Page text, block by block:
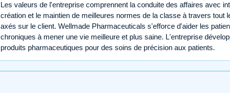
Les valeurs de l'entreprise comprennent la conduite des affaires avec
création et le maintien de meilleures normes de la classe à travers tout
axés sur le client. Wellmade Pharmaceuticals s'efforce d'aider les
chroniques à mener une vie meilleure et plus saine. L'entreprise
produits pharmaceutiques pour des soins de précision aux patients.